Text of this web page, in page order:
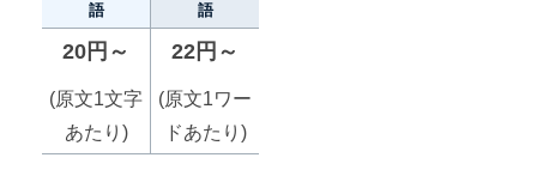
語
語
20円～
(原文1文字
あたり)
22円～
(原文1ワー
ドあたり)